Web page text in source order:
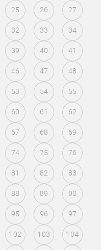
25 26 27
32 33 34
39 40 41
46 47 48
53 54 55
60 61 62
67 68 69
74 75 76
81 82 83
88 89 90
95 96 97
102 103 104